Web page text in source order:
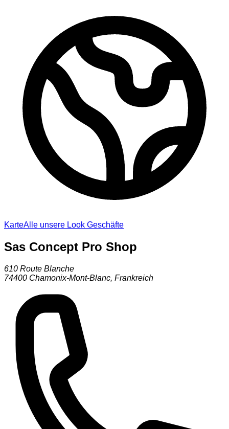
KarteAlle unsere Look Geschäfte
Sas Concept Pro Shop
610 Route Blanche
74400 Chamonix-Mont-Blanc, Frankreich